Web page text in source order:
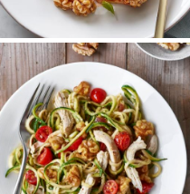
カリフォルニアくるみ
のチキンパルメザン
パスタにチキンカツの組み合わ
せがおいしい、アメリカで人気
なチキンパルメザン。チキンの